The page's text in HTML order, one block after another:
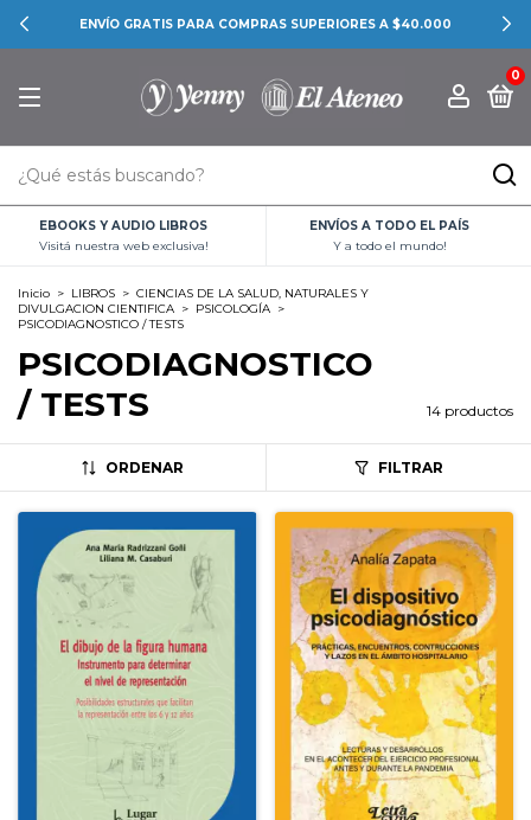
CONOCÉ LAS PROMOCIONES BANCARIAS
0
EBOOKS Y AUDIO LIBROS
Visitá nuestra web exclusiva!
ENVÍOS A TODO EL PAÍS
Y a todo el mundo!
Inicio > LIBROS > CIENCIAS DE LA SALUD, NATURALES Y
DIVULGACION CIENTIFICA > PSICOLOGÍA >
PSICODIAGNOSTICO / TESTS
PSICODIAGNOSTICO
/ TESTS
14 productos
ORDENAR FILTRAR